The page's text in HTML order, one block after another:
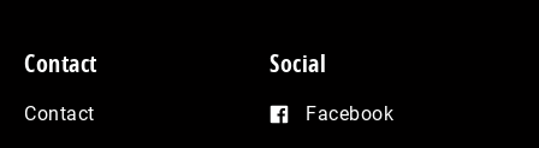
Contact
Contact
Social
Facebook